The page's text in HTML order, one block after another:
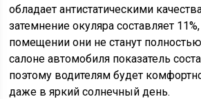
обладает антистатическими
затемнение окуляра составляет
помещении они не станут
салоне автомобиля показатель
поэтому водителям будет
даже в яркий солнечный день.